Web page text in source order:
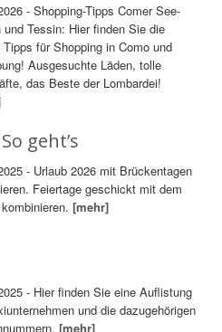
- Shopping-Tipps Comer See-
und Tessin: Hier finden Sie die
Tipps für Shopping in Como und
Ausgesuchte Läden, tolle
das Beste der Lombardei!
geht’s
- Urlaub 2026 mit Brückentagen
Feiertage geschickt mit dem
kombinieren.[mehr]
- Hier finden Sie eine Auflistung
und die dazugehörigen
[mehr]